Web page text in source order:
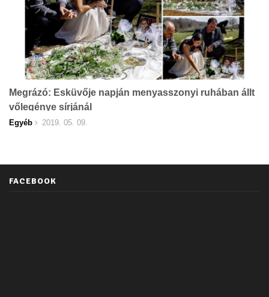
Megrázó: Esküvője napján menyasszonyi ruhában állt
vőlegénye sírjánál
Egyéb 2019. 05. 09.
FACEBOOK